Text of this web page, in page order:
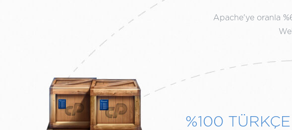
Apache'ye oranla
%100